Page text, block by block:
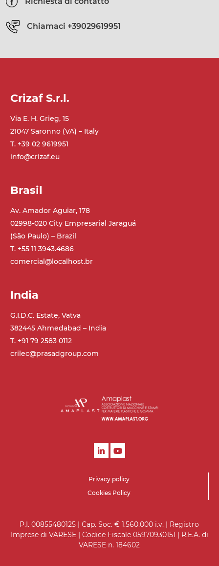
Chiamaci +39029619951
Crizaf S.r.l.
Via E. H. Grieg, 15
21047 Saronno (VA) – Italy
T. +39 02 9619951
info@crizaf.eu
Brasil
Av. Amador Aguiar, 178
02998-020 City Empresarial Jaraguá
(São Paulo) – Brazil
T. +55 11 3943.4686
comercial@localhost.br
India
G.I.D.C. Estate, Vatva
382445 Ahmedabad – India
T. +91 79 2583 0112
crilec@prasadgroup.com
Privacy policy
Cookies Policy
P.I. 00855480125 | Cap. Soc. € 1.560.000 i.v. | Registro
Imprese di VARESE | Codice Fiscale 05970930151 | R.E.A. di
VARESE n. 184602